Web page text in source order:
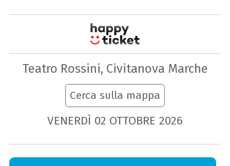
Teatro Rossini, Civitanova Marche
Cerca sulla mappa
VENERDÌ 02 OTTOBRE 2026